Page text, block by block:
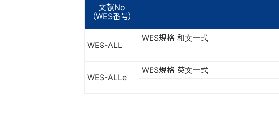
文献No
（WES番号）
WES-ALL
WES規格 和文一式
WES-ALLe
WES規格 英文一式